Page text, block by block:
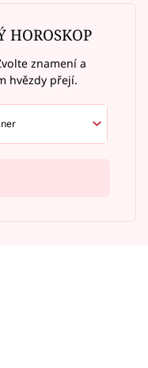
HOROSKOP
znamení a
hvězdy přejí.